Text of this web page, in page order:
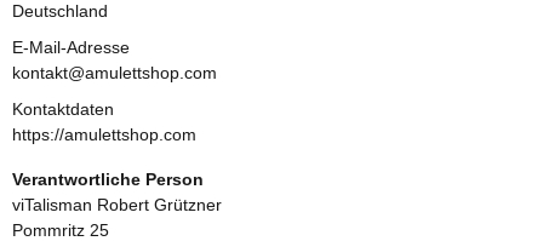
Deutschland
E-Mail-Adresse
kontakt@amulettshop.com
Kontaktdaten
https://amulettshop.com
Verantwortliche Person
viTalisman Robert Grützner
Pommritz 25